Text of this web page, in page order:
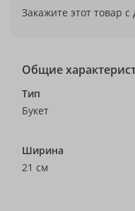
Закажите этот товар
Общие
Тип
Букет
Ширина
21 см